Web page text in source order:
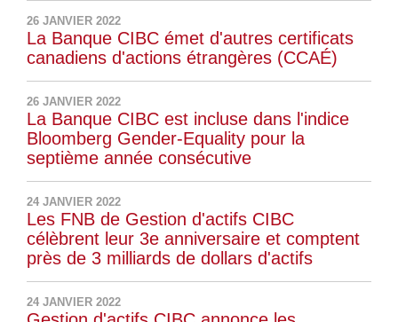
26 JANVIER 2022
La Banque CIBC émet d'autres certificats
canadiens d'actions étrangères (CCAÉ)
26 JANVIER 2022
La Banque CIBC est incluse dans l'indice
Bloomberg Gender-Equality pour la
septième année consécutive
24 JANVIER 2022
Les FNB de Gestion d'actifs CIBC
célèbrent leur 3e anniversaire et comptent
près de 3 milliards de dollars d'actifs
24 JANVIER 2022